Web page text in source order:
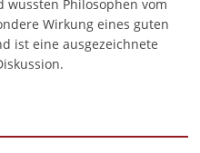
wussten Philosophen vom
Wirkung eines guten
ist eine ausgezeichnete